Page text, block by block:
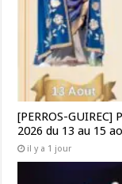
[PERROS-
2026 du 13 au 15
il y a 1 jour